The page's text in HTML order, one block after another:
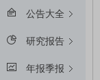
公告大全
研究报告
年报季报